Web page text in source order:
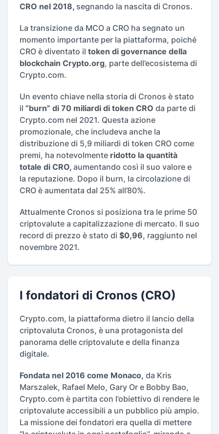
CRO nel 2018, segnando la nascita di Cronos.
La transizione da MCO a CRO ha segnato un
momento importante per la piattaforma, poiché
CRO è diventato il token di governance della
blockchain Crypto.org, parte dell’ecosistema di
Crypto.com.
Un evento chiave nella storia di Cronos è stato
il “burn” di 70 miliardi di token CRO da parte di
Crypto.com nel 2021. Questa azione
promozionale, che includeva anche la
distribuzione di 5,9 miliardi di token CRO come
premi, ha notevolmente ridotto la quantità
totale di CRO, aumentando così il suo valore e
la reputazione. Dopo il burn, la circolazione di
CRO è aumentata dal 25% all’80%.
Attualmente Cronos si posiziona tra le prime 50
criptovalute a capitalizzazione di mercato. Il suo
record di prezzo è stato di $0,96, raggiunto nel
novembre 2021.
I fondatori di Cronos (CRO)
Crypto.com, la piattaforma dietro il lancio della
criptovaluta Cronos, è una protagonista del
panorama delle criptovalute e della finanza
digitale.
Fondata nel 2016 come Monaco, da Kris
Marszalek, Rafael Melo, Gary Or e Bobby Bao,
Crypto.com è partita con l’obiettivo di rendere le
criptovalute accessibili a un pubblico più ampio.
La missione dei fondatori era quella di mettere